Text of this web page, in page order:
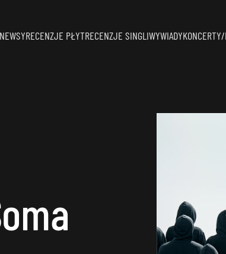
NEWSYRECENZJE PŁYTRECENZJE SINGLIWYWIADY